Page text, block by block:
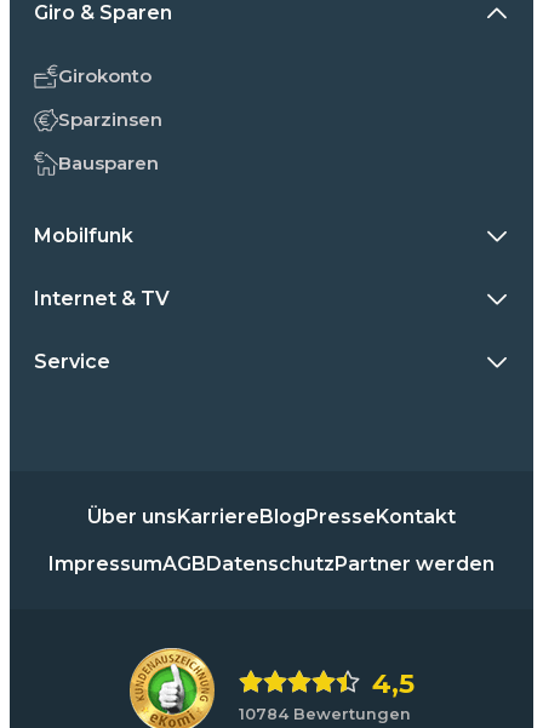
Giro & Sparen
Girokonto
Sparzinsen
Bausparen
Mobilfunk
Internet & TV
Service
Über unsKarriereBlogPresseKontakt
ImpressumAGBDatenschutzPartner werden
4,5
10784 Bewertungen